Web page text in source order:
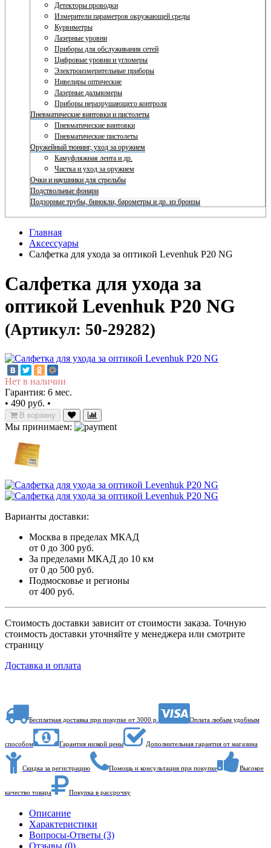
Детекторы проводки
Измерители параметров окружающей среды
Курвиметры
Лазерные уровни
Приборы для обслуживания сетей
Цифровые уровни и угломеры
Электроизмерительные приборы
Нивелиры оптические
Лазерные дальномеры
Приборы неразрушающего контроля
Пневматические винтовки и пистолеты
Пневматические винтовки
Пневматические пистолеты
Оружейный тюнинг, уход за оружием
Камуфляжная лента и др.
Чистка и уход за оружием
Очки и наушники для стрельбы
Подствольные фонари
Подзорные трубы, бинокли, барометры и др. из бронзы
Главная
Аксессуары
Салфетка для ухода за оптикой Levenhuk P20 NG
Салфетка для ухода за
оптикой Levenhuk P20 NG
(Артикул: 50-29282)
Нет в наличии
Гарантия: 6 мес.
• 490 руб. •
В корзину
Мы принимаем:
Варианты доставки:
Москва в пределах МКАД
от 0 до 300 руб.
За пределами МКАД до 10 км
от 0 до 500 руб.
Подмосковье и регионы
от 400 руб.
Стоимость доставки зависит от стоимости заказа. Точную
стоимость доставки уточняйте у менеджера или смотрите
страницу
Доставка и оплата
Бесплатная доставка при покупке от 3000 р. Оплата любым удобным
способом Гарантия низкой цены Дополнительная гарантия от магазина
Скидка за регистрацию Помощь и консультация при покупке Высокое
качество товара Покупка в рассрочку
Описание
Характеристики
Вопросы-Ответы (3)